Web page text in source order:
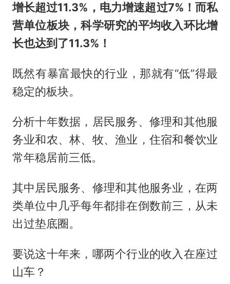
增长超过11.3%，电力增速超过7%！而私
营单位板块，科学研究的平均收入环比增
长也达到了11.3%！
既然有暴富最快的行业，那就有“低”得最
稳定的板块。
分析十年数据，居民服务、修理和其他服
务业和农、林、牧、渔业，住宿和餐饮业
常年稳居前三低。
其中居民服务、修理和其他服务业，在两
类单位中几乎每年都排在倒数前三，从未
出过垫底圈。
要说这十年来，哪两个行业的收入在座过
山车？